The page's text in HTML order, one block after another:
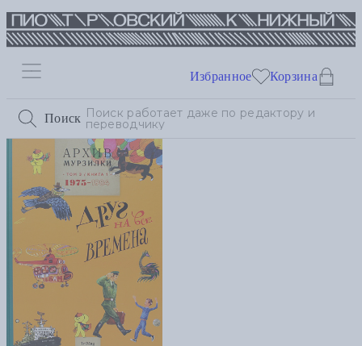
Поиск
Избранное Корзина